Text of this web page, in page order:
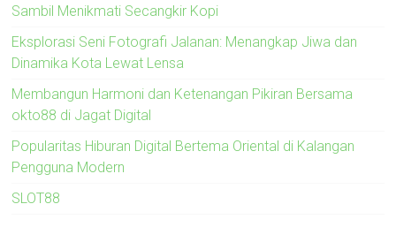
Sambil Menikmati Secangkir Kopi
Eksplorasi Seni Fotografi Jalanan: Menangkap Jiwa dan
Dinamika Kota Lewat Lensa
Membangun Harmoni dan Ketenangan Pikiran Bersama
okto88 di Jagat Digital
Popularitas Hiburan Digital Bertema Oriental di Kalangan
Pengguna Modern
SLOT88